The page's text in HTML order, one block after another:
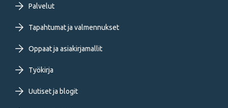
Footer
primary
menu
FI
Palvelut
Tapahtumat ja valmennukset
Oppaat ja asiakirjamallit
Työkirja
Uutiset ja blogit